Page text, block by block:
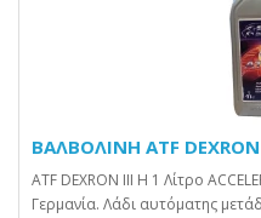
ΒΑΛΒΟΛΙΝΗ ATF DEXRON
ATF DEXRON III H 1 Λίτρο
Γερμανία. Λάδι αυτόματης